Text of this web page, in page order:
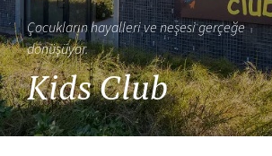
Çocukların hayalleri ve neşesi gerçeğe
dönüşüyor.
Kids Club